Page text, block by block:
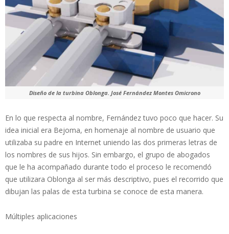
Diseño de la turbina Oblonga. José Fernández Montes Omicrono
En lo que respecta al nombre, Fernández tuvo poco que hacer. Su
idea inicial era Bejoma, en homenaje al nombre de usuario que
utilizaba su padre en Internet uniendo las dos primeras letras de
los nombres de sus hijos. Sin embargo, el grupo de abogados
que le ha acompañado durante todo el proceso le recomendó
que utilizara Oblonga al ser más descriptivo, pues el recorrido que
dibujan las palas de esta turbina se conoce de esta manera.
Múltiples aplicaciones